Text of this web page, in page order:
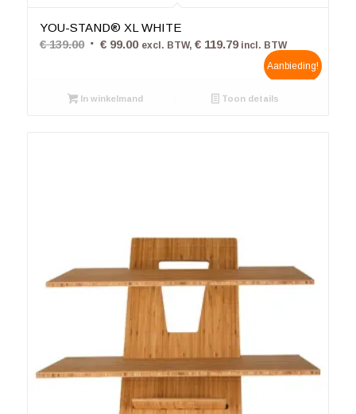
YOU-STAND® XL WHITE
€139.00 Oorspronkelijke
€ 139.00.
€99.00Huidige
€ 99.00.
excl. BTW, €119.79incl. BTW
Aanbieding!
In winkelmand Toon details